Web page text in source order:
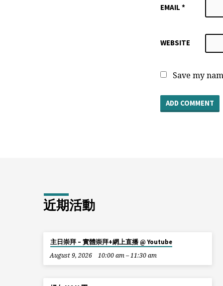
EMAIL *
WEBSITE
Save my
近期活動
主日崇拜 – 實體崇拜+網上直播 @ Youtube
August 9, 2026
10:00 am – 11:30 am